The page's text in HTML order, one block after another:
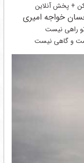
+ پخش آنلاین
خواجه امیری
راهی‌ نیست
و گاهی‌ نیست